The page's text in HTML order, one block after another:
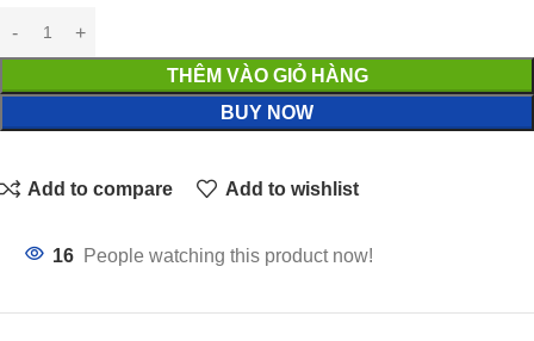
THÊM VÀO GIỎ HÀNG
BUY NOW
Add to compare Add to wishlist
16 People watching this product now!